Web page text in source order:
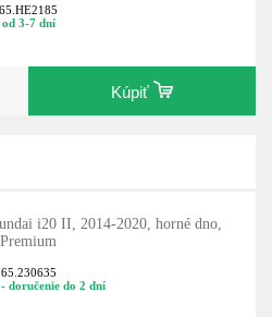
65.HE2185
od 3-7 dní
Kúpiť
i20 II, 2014-2020, horné dno,
Premium
65.230635
doručenie do 2 dní